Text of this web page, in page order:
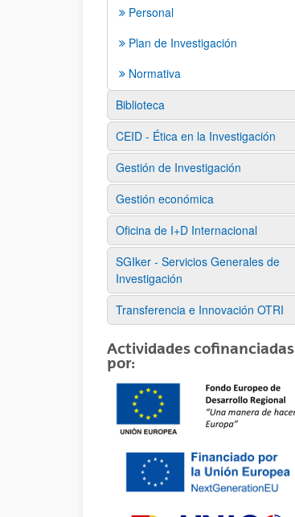
Personal
Plan de Investigación
Normativa
Biblioteca
CEID - Ética en la Investigación
Gestión de Investigación
Gestión económica
Oficina de I+D Internacional
SGIker - Servicios Generales de
Investigación
Transferencia e Innovación OTRI
Actividades cofinanciadas
por: